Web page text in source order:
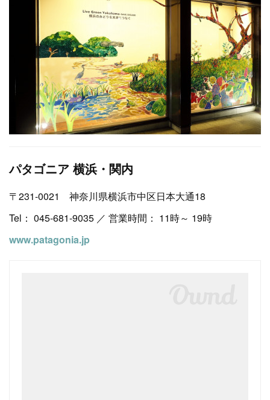
パタゴニア 横浜・関内
〒231-0021 神奈川県横浜市中区日本大通18
Tel： 045-681-9035 ／ 営業時間： 11時～ 19時
www.patagonia.jp